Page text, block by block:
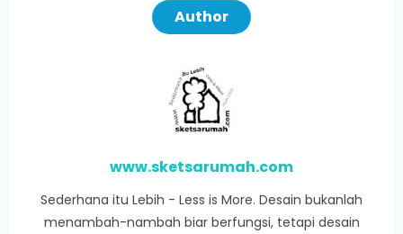
Author
www.sketsarumah.com
Sederhana itu Lebih - Less is More. Desain bukanlah
menambah-nambah biar berfungsi, tetapi desain